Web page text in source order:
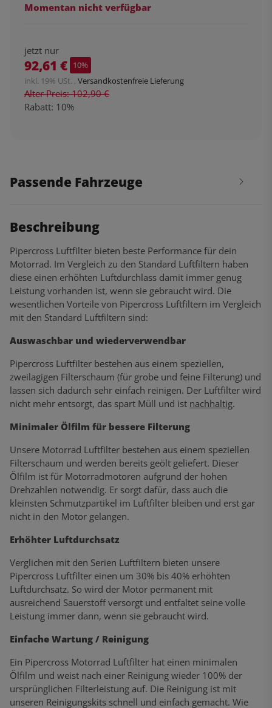
Momentan nicht verfügbar
jetzt nur
92,61 € 10%
inkl. 19% USt. , Versandkostenfreie Lieferung
Alter Preis: 102,90 €
Rabatt: 10%
Passende Fahrzeuge
Beschreibung
Pipercross Luftfilter bieten beste Performance für dein
Motorrad. Im Vergleich zu den Standard Luftfiltern haben
diese einen erhöhten Luftdurchlass damit immer genug
Leistung vorhanden ist, wenn sie gebraucht wird. Die
wesentlichen Vorteile von Pipercross Luftfiltern im Vergleich
mit den Standard Luftfiltern sind:
Auswaschbar und wiederverwendbar
Pipercross Luftfilter bestehen aus einem speziellen,
zweilagigen Filterschaum (für grobe und feine Filterung) und
lassen sich dadurch sehr einfach reinigen. Der Luftfilter wird
nicht mehr entsorgt, das spart Müll und ist nachhaltig.
Minimaler Ölfilm für bessere Filterung
Unsere Motorrad Luftfilter bestehen aus einem speziellen
Filterschaum und werden bereits geölt geliefert. Dieser
Ölfilm ist für Motorradmotoren aufgrund der hohen
Drehzahlen notwendig. Er sorgt dafür, dass auch die
kleinsten Schmutzpartikel im Luftfilter bleiben und erst gar
nicht in den Motor gelangen.
Erhöhter Luftdurchsatz
Verglichen mit den Serien Luftfiltern bieten unsere
Pipercross Luftfilter einen um 30% bis 40% erhöhten
Luftdurchsatz. So wird der Motor permanent mit
ausreichend Sauerstoff versorgt und entfaltet seine volle
Leistung immer dann, wenn sie gebraucht wird.
Einfache Wartung / Reinigung
Ein Pipercross Motorrad Luftfilter hat einen minimalen
Ölfilm und weist nach einer Reinigung wieder 100% der
ursprünglichen Filterleistung auf. Die Reinigung ist mit
unseren Reinigungskits schnell und einfach gemacht. Wie